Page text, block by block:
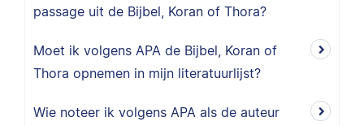
passage uit de Bijbel, Koran of Thora?
Moet ik volgens APA de Bijbel, Koran of
Thora opnemen in mijn literatuurlijst?
Wie noteer ik volgens APA als de auteur